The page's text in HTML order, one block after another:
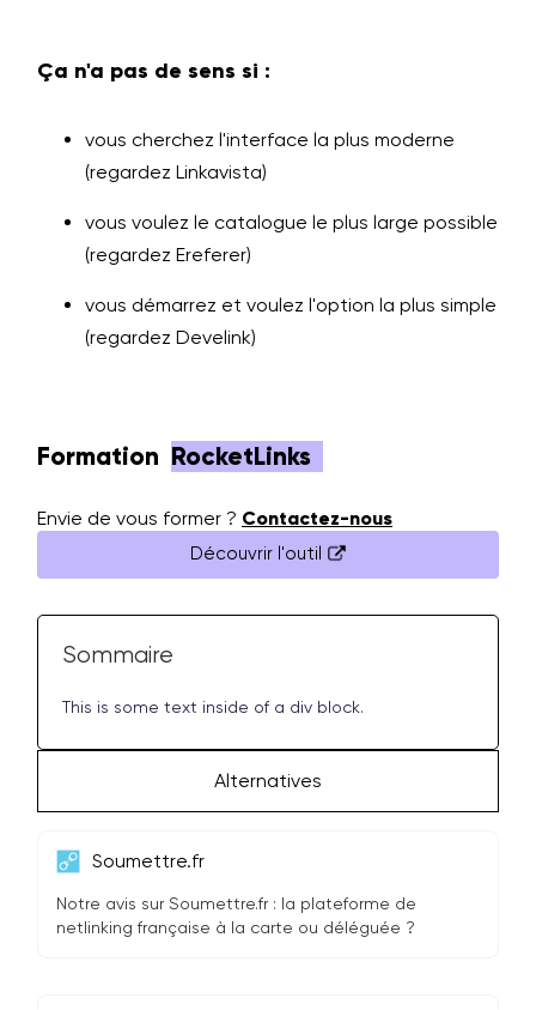
Ça n'a pas de sens si :
vous cherchez l'interface la plus moderne
(regardez Linkavista)
vous voulez le catalogue le plus large possible
(regardez Ereferer)
vous démarrez et voulez l'option la plus simple
(regardez Develink)
Formation RocketLinks
Envie de vous former ? Contactez-nous
Découvrir l'outil
Sommaire
This is some text inside of a div block.
Alternatives
Soumettre.fr
Notre avis sur Soumettre.fr : la plateforme de
netlinking française à la carte ou déléguée ?